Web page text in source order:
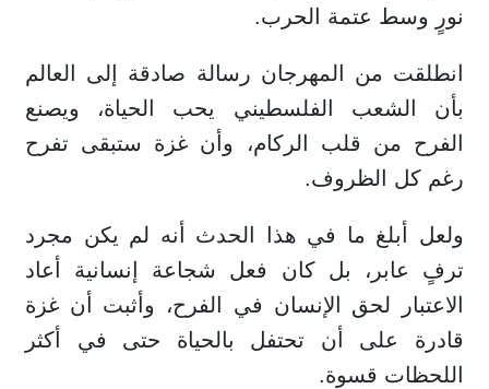
نورٍ وسط عتمة الحرب.
انطلقت من المهرجان رسالة صادقة إلى العالم
بأن الشعب الفلسطيني يحب الحياة، ويصنع
الفرح من قلب الركام، وأن غزة ستبقى تفرح
رغم كل الظروف.
ولعل أبلغ ما في هذا الحدث أنه لم يكن مجرد
ترفٍ عابر، بل كان فعل شجاعة إنسانية أعاد
الاعتبار لحق الإنسان في الفرح، وأثبت أن غزة
قادرة على أن تحتفل بالحياة حتى في أكثر
اللحظات قسوة.